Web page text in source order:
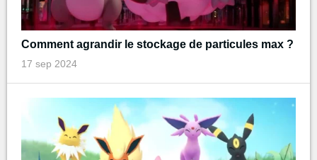
Comment agrandir le stockage de particules max ?
17 sep 2024